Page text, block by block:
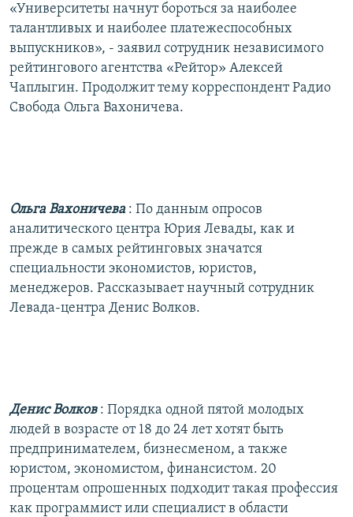
«Университеты начнут бороться за наиболее
талантливых и наиболее платежеспособных
выпускников», - заявил сотрудник независимого
рейтингового агентства «Рейтор» Алексей
Чаплыгин. Продолжит тему корреспондент Радио
Свобода Ольга Вахоничева.
Ольга Вахоничева : По данным опросов
аналитического центра Юрия Левады, как и
прежде в самых рейтинговых значатся
специальности экономистов, юристов,
менеджеров. Рассказывает научный сотрудник
Левада-центра Денис Волков.
Денис Волков : Порядка одной пятой молодых
людей в возрасте от 18 до 24 лет хотят быть
предпринимателем, бизнесменом, а также
юристом, экономистом, финансистом. 20
процентам опрошенных подходит такая профессия
как программист или специалист в области